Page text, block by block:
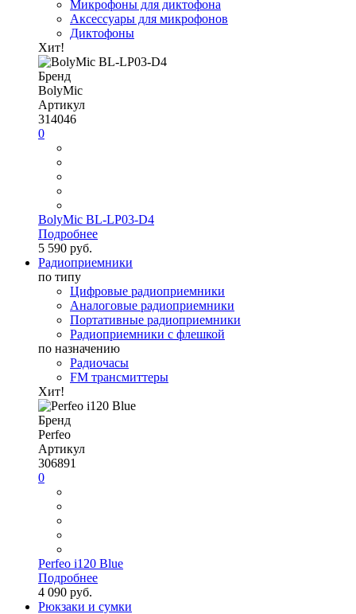
Микрофоны для диктофона
Аксессуары для микрофонов
Диктофоны
Хит!
Бренд
BolyMic
Артикул
314046
0
BolyMic BL-LP03-D4
Подробнее
5 590 руб.
Радиоприемники
по типу
Цифровые радиоприемники
Аналоговые радиоприемники
Портативные радиоприемники
Радиоприемники с флешкой
по назначению
Радиочасы
FM трансмиттеры
Хит!
Бренд
Perfeo
Артикул
306891
0
Perfeo i120 Blue
Подробнее
4 090 руб.
Рюкзаки и сумки